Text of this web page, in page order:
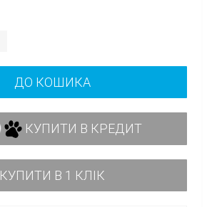
ДО КОШИКА
КУПИТИ В КРЕДИТ
КУПИТИ В 1 КЛІК